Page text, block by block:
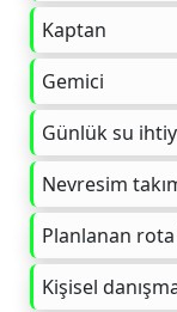
Kaptan
Gemici
Günlük su
Nevresim
Planlanan rota
Kişisel